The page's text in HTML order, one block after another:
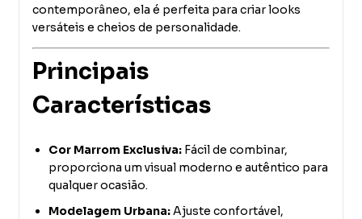
contemporâneo, ela é perfeita para criar looks
versáteis e cheios de personalidade.
Principais
Características
Cor Marrom Exclusiva: Fácil de combinar,
proporciona um visual moderno e autêntico para
qualquer ocasião.
Modelagem Urbana:Ajuste confortável,